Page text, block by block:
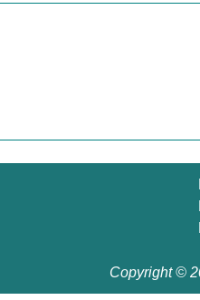
Copyright ©